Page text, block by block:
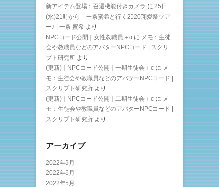
新アイテム登場：召還機能付きカメラ に 25日
(水)21時から 一条蜜希と行く2020翔愛祭ツア
ー♪ | 一条 蜜希 より
NPCコード公開｜女性教職員＋α に メモ：生徒
会や教職員などのアバターNPCコード | スクリ
プト研究所 より
(更新)｜NPCコード公開｜一期生徒会＋α に メ
モ：生徒会や教職員などのアバターNPCコード |
スクリプト研究所 より
(更新)｜NPCコード公開｜二期生徒会＋α に メ
モ：生徒会や教職員などのアバターNPCコード |
スクリプト研究所 より
アーカイブ
2022年9月
2022年6月
2022年5月